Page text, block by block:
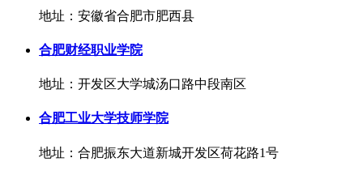
地址：安徽省合肥市肥西县
合肥财经职业学院
地址：开发区大学城汤口路中段南区
合肥工业大学技师学院
地址：合肥振东大道新城开发区荷花路1号